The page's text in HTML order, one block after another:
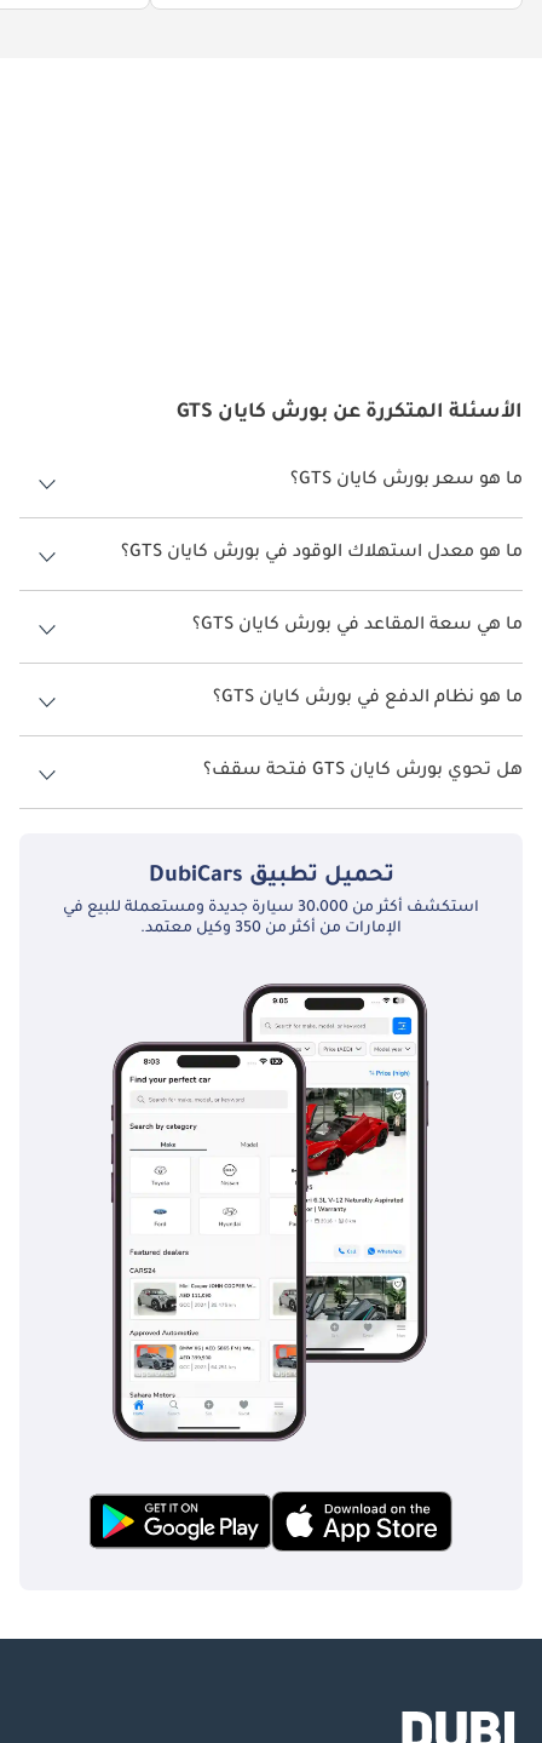
الأسئلة المتكررة عن بورش كايان GTS
ما هو سعر بورش كايان GTS؟
سعر بورش كايان GTS هو درهم 541,100.
ما هو معدل استهلاك الوقود في بورش كايان GTS؟
يبلغ معدل استهلاك الوقود المقترح من الشركة المصنعة لسيارة بورش
كايان 2026 من 6 كم/ليتر - 14 كم/ليتر.
ما هي سعة المقاعد في بورش كايان GTS؟
تتسع بورش كايان GTS لأ 5 أشخاص.
ما هو نظام الدفع في بورش كايان GTS؟
نظام الدفع في بورش كايان All Wheel Drive GTS.
هل تحوي بورش كايان GTS فتحة سقف؟
نعم توفر بورش كايان GTS فتحة السقف كخيار.
تحميل تطبيق DubiCars
استكشف أكثر من 30،000 سيارة جديدة ومستعملة للبيع في
الإمارات من أكثر من 350 وكيل معتمد.